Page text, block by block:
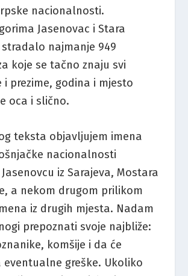
nacionalnosti.
Jasenovac i Stara
stradalo najmanje 949
koje se tačno znaju svi
i prezime, godina i mjesto
oca i slično.
teksta objavljujem imena
nacionalnosti
iz Sarajeva, Mostara
a nekom drugom prilikom
iz drugih mjesta. Nadam
prepoznati svoje najbliže:
komšije i da će
eventualne greške. Ukoliko